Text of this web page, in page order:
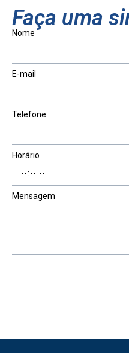
Faça uma
Nome
E-mail
Telefone
Horário
Mensagem